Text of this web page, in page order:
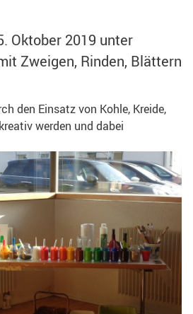
Oktober 2019 unter
Zweigen, Rinden, Blättern
den Einsatz von Kohle, Kreide,
werden und dabei